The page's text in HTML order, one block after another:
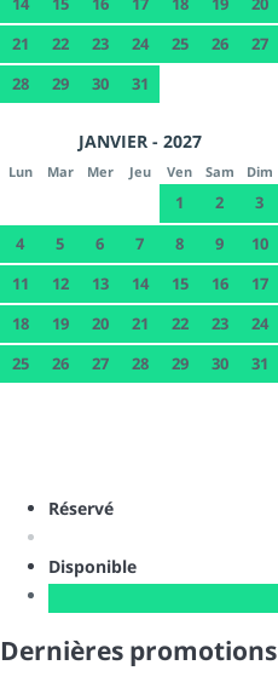
21
22 23 24 25 26
27
28
29 30 31
JANVIER - 2027
Lun Mar Mer Jeu Ven Sam Dim
1 2
3
4
5 6 7 8 9
10
11
12 13 14 15 16
17
18
19 20 21 22 23
24
25
26 27 28 29 30 31
Réservé
Disponible
Dernières promotions